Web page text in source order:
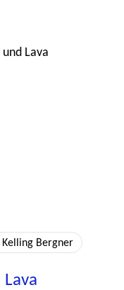
Bergner
Lava